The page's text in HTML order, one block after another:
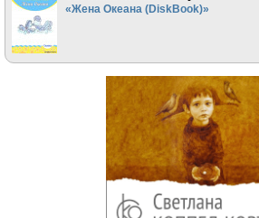
«Жена Океана (DiskBook)»